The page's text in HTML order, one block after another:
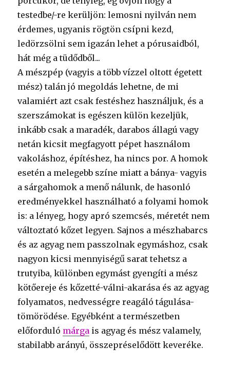
testedbe/-re kerüljön: lemosni nyilván nem
érdemes, ugyanis rögtön csípni kezd,
ledörzsölni sem igazán lehet a pórusaidból,
hát még a tüdődből...
A mészpép (vagyis a több vízzel oltott égetett
mész) talán jó megoldás lehetne, de mi
valamiért azt csak festéshez használjuk, és a
szerszámokat is egészen külön kezeljük,
inkább csak a maradék, darabos állagú vagy
netán kicsit megfagyott pépet használom
vakoláshoz, építéshez, ha nincs por. A homok
esetén a melegebb színe miatt a bánya- vagyis
a sárgahomok a menő nálunk, de hasonló
eredményekkel használható a folyami homok
is: a lényeg, hogy apró szemcsés, méretét nem
változtató kőzet legyen. Sajnos a mészhabarcs
és az agyag nem passzolnak egymáshoz, csak
nagyon kicsi mennyiségű sarat tehetsz a
trutyiba, különben egymást gyengíti a mész
kötőereje és kőzetté-válni-akarása és az agyag
folyamatos, nedvességre reagáló tágulása-
tömörödése. Egyébként a természetben
előforduló márga is agyag és mész valamely,
stabilabb arányú, összepréselődött keveréke.